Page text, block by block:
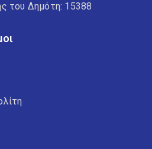
του Δημότη: 15388